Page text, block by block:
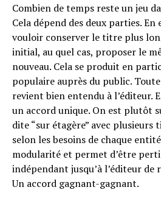
Combien de temps reste un jeu
Cela dépend des deux parties.
vouloir conserver le titre plus
initial, au quel cas, proposer le
nouveau. Cela se produit en
populaire auprès du public.
revient bien entendu à l’éditeur.
un accord unique. On est plutôt
dite “sur étagère” avec
selon les besoins de chaque
modularité et permet d’être
indépendant jusqu’à l’éditeur de
Un accord gagnant-gagnant.